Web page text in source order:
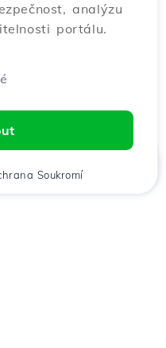
analýzu
portálu.
Soukromí
Chat